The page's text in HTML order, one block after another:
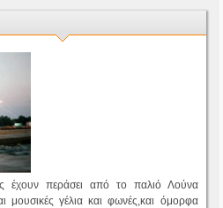
έχουν περάσει από το παλιό Λούνα
μουσικές γέλια και φωνές,και όμορφα